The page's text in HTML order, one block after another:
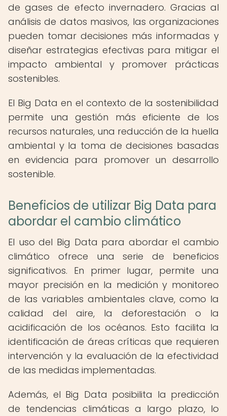
de gases de efecto invernadero. Gracias al
análisis de datos masivos, las organizaciones
pueden tomar decisiones más informadas y
diseñar estrategias efectivas para mitigar el
impacto ambiental y promover prácticas
sostenibles.
El Big Data en el contexto de la sostenibilidad
permite una gestión más eficiente de los
recursos naturales, una reducción de la huella
ambiental y la toma de decisiones basadas
en evidencia para promover un desarrollo
sostenible.
Beneficios de utilizar Big Data para
abordar el cambio climático
El uso del Big Data para abordar el cambio
climático ofrece una serie de beneficios
significativos. En primer lugar, permite una
mayor precisión en la medición y monitoreo
de las variables ambientales clave, como la
calidad del aire, la deforestación o la
acidificación de los océanos. Esto facilita la
identificación de áreas críticas que requieren
intervención y la evaluación de la efectividad
de las medidas implementadas.
Además, el Big Data posibilita la predicción
de tendencias climáticas a largo plazo, lo